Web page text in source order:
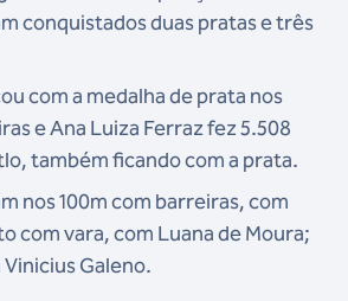
conquistados duas pratas e três
com a medalha de prata nos
e Ana Luiza Ferraz fez 5.508
também ficando com a prata.
nos 100m com barreiras, com
com vara, com Luana de Moura;
Galeno.